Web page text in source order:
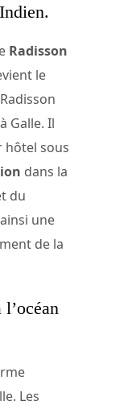
Radisson
le
Galle. Il
hôtel sous
dans la
du
une
de la
Les